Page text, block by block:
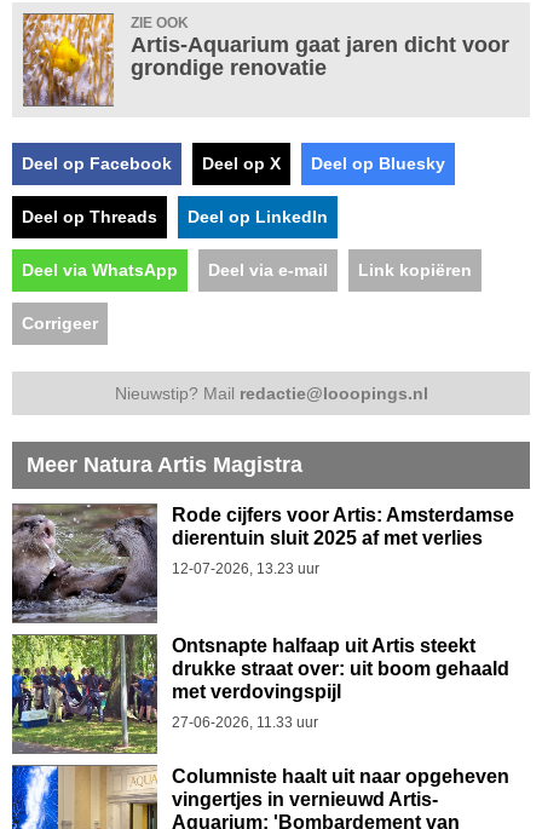
ZIE OOK
Artis-Aquarium gaat jaren dicht voor
grondige renovatie
Deel op Facebook Deel op X Deel op Bluesky
Deel op Threads Deel op LinkedIn
Deel via WhatsApp Deel via e-mail Link kopiëren
Corrigeer
Nieuwstip? Mail redactie@looopings.nl
Meer Natura Artis Magistra
Rode cijfers voor Artis: Amsterdamse
dierentuin sluit 2025 af met verlies
12-07-2026, 13.23 uur
Ontsnapte halfaap uit Artis steekt
drukke straat over: uit boom gehaald
met verdovingspijl
27-06-2026, 11.33 uur
Columniste haalt uit naar opgeheven
vingertjes in vernieuwd Artis-
Aquarium: 'Bombardement van